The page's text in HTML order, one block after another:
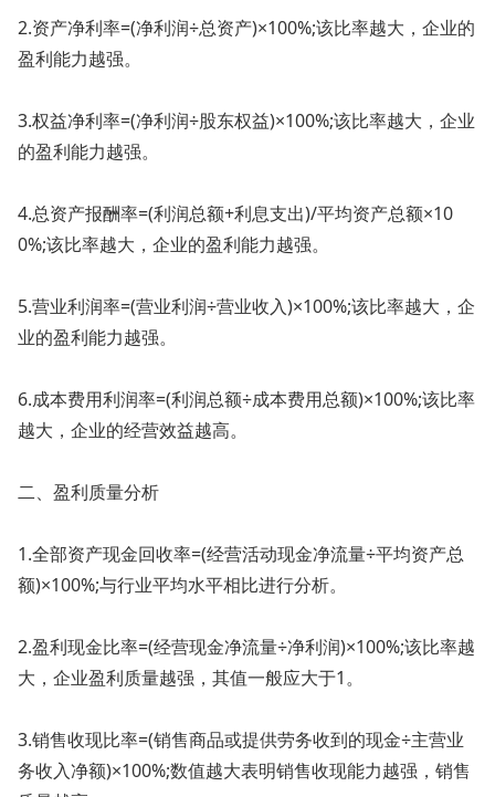
2.资产净利率=(净利润÷总资产)×100%;该比率越大，企业的
盈利能力越强。
3.权益净利率=(净利润÷股东权益)×100%;该比率越大，企业
的盈利能力越强。
4.总资产报酬率=(利润总额+利息支出)/平均资产总额×10
0%;该比率越大，企业的盈利能力越强。
5.营业利润率=(营业利润÷营业收入)×100%;该比率越大，企
业的盈利能力越强。
6.成本费用利润率=(利润总额÷成本费用总额)×100%;该比率
越大，企业的经营效益越高。
二、盈利质量分析
1.全部资产现金回收率=(经营活动现金净流量÷平均资产总
额)×100%;与行业平均水平相比进行分析。
2.盈利现金比率=(经营现金净流量÷净利润)×100%;该比率越
大，企业盈利质量越强，其值一般应大于1。
3.销售收现比率=(销售商品或提供劳务收到的现金÷主营业
务收入净额)×100%;数值越大表明销售收现能力越强，销售